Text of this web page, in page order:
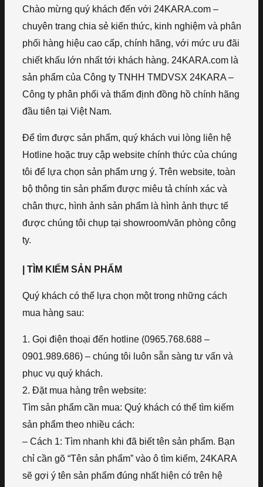
Chào mừng quý khách đến với 24KARA.com –
chuyên trang chia sẻ kiến thức, kinh nghiệm và phân
phối hàng hiệu cao cấp, chính hãng, với mức ưu đãi
chiết khấu lớn nhất tới khách hàng. 24KARA.com là
sản phẩm của Công ty TNHH TMDVSX 24KARA –
Công ty phân phối và thẩm định đồng hồ chính hãng
đầu tiên tại Việt Nam.
Để tìm được sản phẩm, quý khách vui lòng liên hệ
Hotline hoặc truy cập website chính thức của chúng
tôi để lựa chọn sản phẩm ưng ý. Trên website, toàn
bộ thông tin sản phẩm được miêu tả chính xác và
chân thực, hình ảnh sản phẩm là hình ảnh thực tế
được chúng tôi chụp tại showroom/văn phòng công
ty.
| TÌM KIẾM SẢN PHẨM
Quý khách có thể lựa chọn một trong những cách
mua hàng sau:
1. Gọi điện thoại đến hotline (0965.768.688 –
0901.989.686) – chúng tôi luôn sẵn sàng tư vấn và
phục vụ quý khách.
2. Đặt mua hàng trên website:
Tìm sản phẩm cần mua: Quý khách có thể tìm kiếm
sản phẩm theo nhiều cách:
– Cách 1: Tìm nhanh khi đã biết tên sản phẩm. Bạn
chỉ cần gõ “Tên sản phẩm” vào ô tìm kiếm, 24KARA
sẽ gợi ý tên sản phẩm đúng nhất hiện có trên hệ